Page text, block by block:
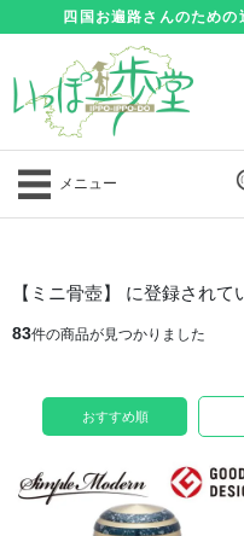
四国お遍路さんのため
メニュー
【ミニ骨壺】 に登録されて
83件の商品が見つかりました
おすすめ順